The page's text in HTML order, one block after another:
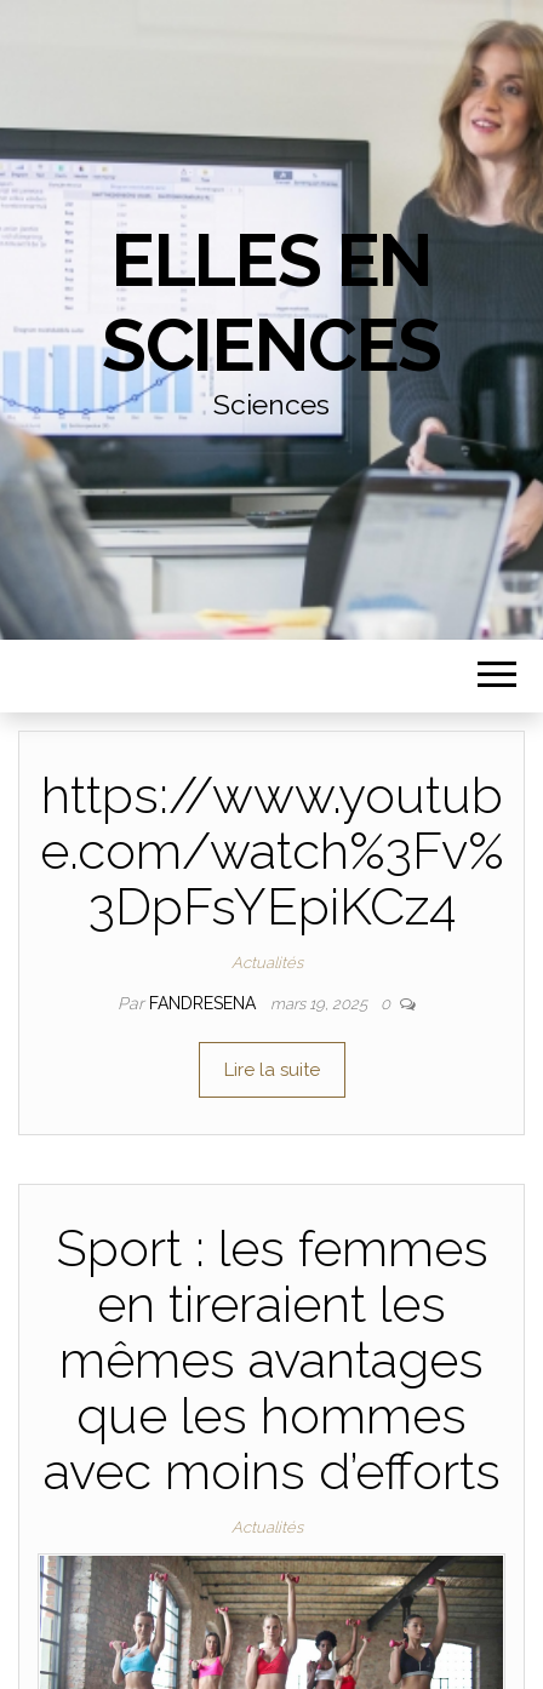
ELLES EN
SCIENCES
Sciences
https://www.youtub
e.com/watch%3Fv%
3DpFsYEpiKCz4
Actualités
Par FANDRESENA mars 19, 2025 0
Lire la suite
Sport : les femmes
en tireraient les
mêmes avantages
que les hommes
avec moins d’efforts
Actualités